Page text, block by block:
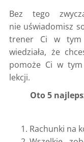
Bez tego
nie uświadomisz
trener Ci w tym
wiedziała, że
pomoże Ci w
lekcji.
Oto 5
Rachunki na